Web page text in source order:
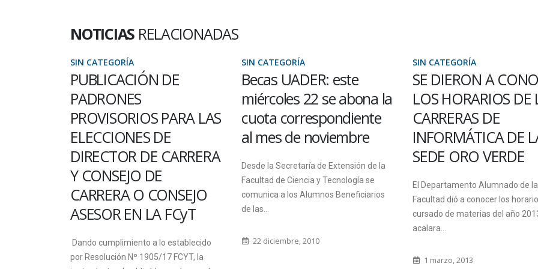
NOTICIAS RELACIONADAS
SIN CATEGORÍA
PUBLICACIÓN DE
PADRONES
PROVISORIOS PARA LAS
ELECCIONES DE
DIRECTOR DE CARRERA
Y CONSEJO DE
CARRERA O CONSEJO
ASESOR EN LA FCyT
Dando cumplimiento a lo establecido
por Resolución Nº 1905/17 FCYT, la
SIN CATEGORÍA
Becas UADER: este
miércoles 22 se abona la
cuota correspondiente
al mes de noviembre
Desde la Secretaría de Extensión de la
Facultad de Ciencia y Tecnología se
comunica a los Alumnos Beneficiarios
de las...
22 diciembre, 2010
SIN CATEGORÍA
SE DIERON A
LOS HORARIOS DE
CARRERAS DE
INFORMÁTICA DE
SEDE ORO VERDE
El Departamento Alumnado de la
Facultad dió a conocer los
cursado de materias del año
acalara...
1 marzo, 2013